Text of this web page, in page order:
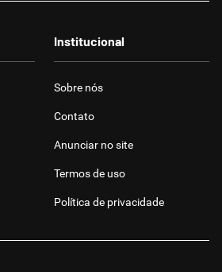
Institucional
Sobre nós
Contato
Anunciar no site
Termos de uso
Política de privacidade